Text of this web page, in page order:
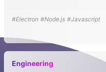
#Electron #Node.js #Javascript
Engineering